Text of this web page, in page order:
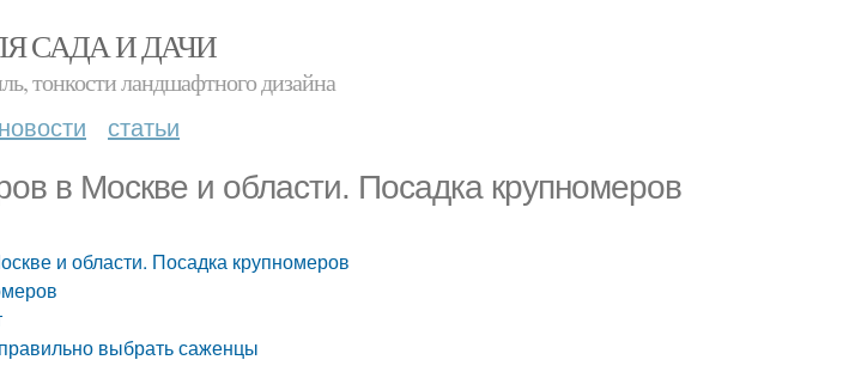
САДА И ДАЧИ
тонкости ландшафтного дизайна
новости статьи
в Москве и области. Посадка крупномеров
и области. Посадка крупномеров
выбрать саженцы